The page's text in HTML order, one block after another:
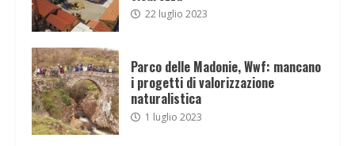
22 luglio 2023
Parco delle Madonie, Wwf: mancano
i progetti di valorizzazione
naturalistica
1 luglio 2023